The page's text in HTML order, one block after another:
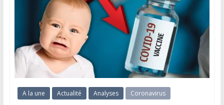
A la une Actualité Analyses Coronavirus